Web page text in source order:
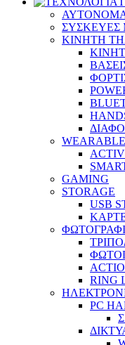
ΣΥΣΚΕΥΕΣ
ΚΙΝΗΤΗ
GAMING
STORAGE
USB
RING
PC